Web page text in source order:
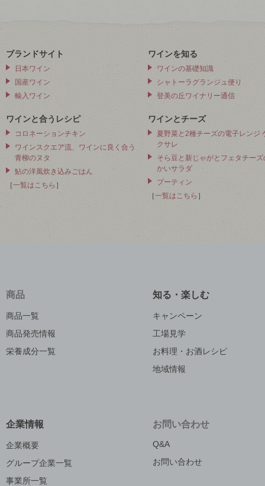
ブランドサイト
日本ワイン
国産ワイン
輸入ワイン
ワインと合うレシピ
コロネーションチキン
ワインスクエア流、ワインに良く合う
青柳のヌタ
鮎の洋風炊き込みごはん
［一覧はこちら ］
ワインを知る
ワインの基礎知識
シャトーラグランジュ便り
登美の丘ワイナリー通信
ワインとチーズ
夏野菜と2種チーズの電子レンジ
クサレ
そら豆と新じゃがとフェタチーズ
かいサラダ
プーティン
［一覧はこちら ］
商品
商品一覧
商品発売情報
栄養成分一覧
知る・楽しむ
キャンペーン
工場見学
お料理・お酒レシピ
地域情報
企業情報
企業概要
グループ企業一覧
事業所一覧
お問い合わせ
Q&A
お問い合わせ